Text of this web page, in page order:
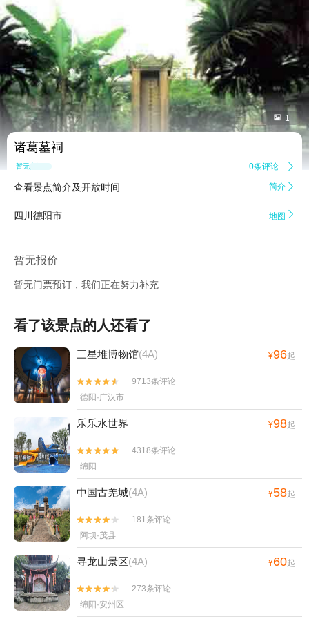
 1
诸葛墓祠
暂无点评 0条评论 
查看景点简介及开放时间 简介 
四川德阳市 地图 
暂无报价
暂无门票预订，我们正在努力补充
看了该景点的人还看了
三星堆博物馆(4A) ¥96起


9713条评论
德阳·广汉市
乐乐水世界 ¥98起


4318条评论
绵阳
中国古羌城(4A) ¥58起


181条评论
阿坝·茂县
寻龙山景区(4A) ¥60起


273条评论
绵阳·安州区
